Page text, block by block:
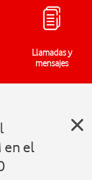
Llamadas y
mensajes
en el